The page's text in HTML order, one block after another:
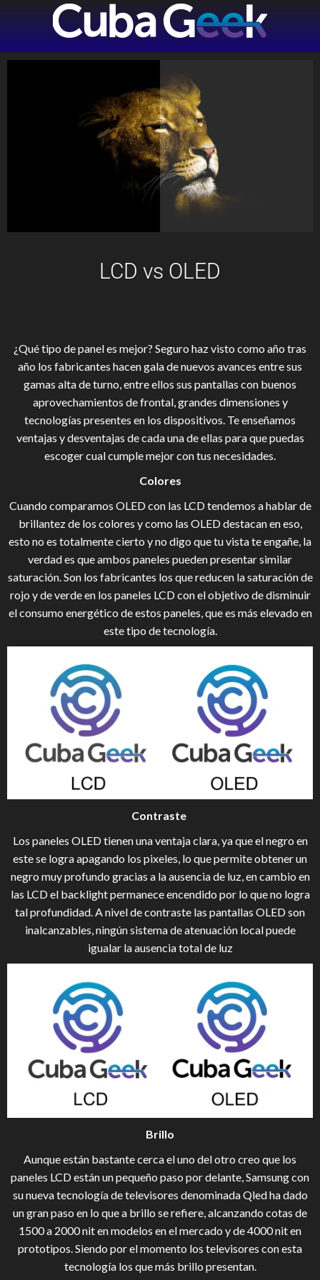
LCD vs OLED
¿Qué tipo de panel es mejor? Seguro haz visto como año tras
año los fabricantes hacen gala de nuevos avances entre sus
gamas alta de turno, entre ellos sus pantallas con buenos
aprovechamientos de frontal, grandes dimensiones y
tecnologías presentes en los dispositivos. Te enseñamos
ventajas y desventajas de cada una de ellas para que puedas
escoger cual cumple mejor con tus necesidades.
Colores
Cuando comparamos OLED con las LCD tendemos a hablar de
brillantez de los colores y como las OLED destacan en eso,
esto no es totalmente cierto y no digo que tu vista te engañe, la
verdad es que ambos paneles pueden presentar similar
saturación. Son los fabricantes los que reducen la saturación de
rojo y de verde en los paneles LCD con el objetivo de disminuir
el consumo energético de estos paneles, que es más elevado en
este tipo de tecnología.
Contraste
Los paneles OLED tienen una ventaja clara, ya que el negro en
este se logra apagando los pixeles, lo que permite obtener un
negro muy profundo gracias a la ausencia de luz, en cambio en
las LCD el backlight permanece encendido por lo que no logra
tal profundidad. A nivel de contraste las pantallas OLED son
inalcanzables, ningún sistema de atenuación local puede
igualar la ausencia total de luz
Brillo
Aunque están bastante cerca el uno del otro creo que los
paneles LCD están un pequeño paso por delante, Samsung con
su nueva tecnología de televisores denominada Qled ha dado
un gran paso en lo que a brillo se refiere, alcanzando cotas de
1500 a 2000 nit en modelos en el mercado y de 4000 nit en
prototipos. Siendo por el momento los televisores con esta
tecnología los que más brillo presentan.